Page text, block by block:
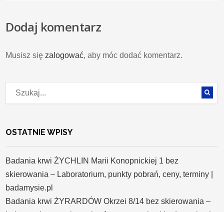
Dodaj komentarz
Musisz się zalogować, aby móc dodać komentarz.
OSTATNIE WPISY
Badania krwi ŻYCHLIN Marii Konopnickiej 1 bez
skierowania – Laboratorium, punkty pobrań, ceny, terminy |
badamysie.pl
Badania krwi ŻYRARDÓW Okrzei 8/14 bez skierowania –